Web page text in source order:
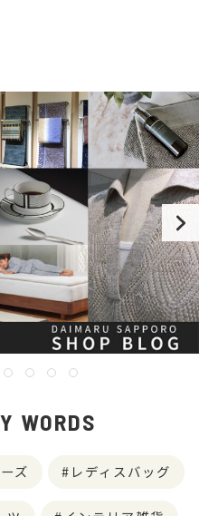
WORDS
ズ レディスバッグ